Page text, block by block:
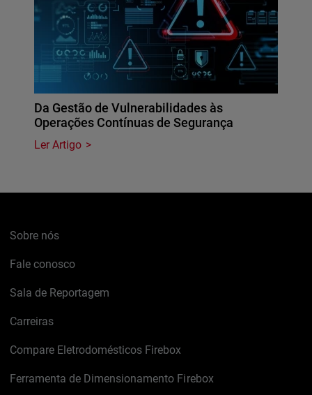
Da Gestão de Vulnerabilidades às
Operações Contínuas de Segurança
Ler Artigo
Sobre nós
Fale conosco
Sala de Reportagem
Carreiras
Compare Eletrodomésticos Firebox
Ferramenta de Dimensionamento Firebox